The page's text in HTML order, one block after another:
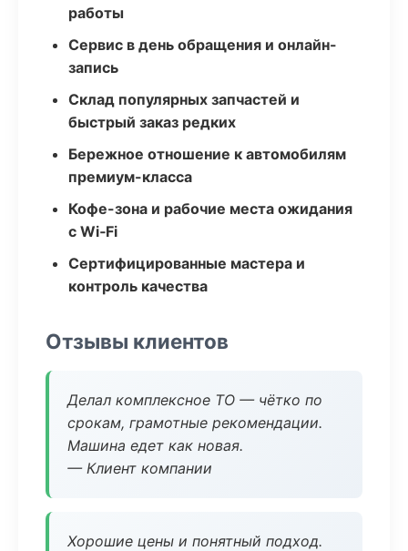
работы
Сервис в день обращения и онлайн-
запись
Склад популярных запчастей и
быстрый заказ редких
Бережное отношение к автомобилям
премиум-класса
Кофе-зона и рабочие места ожидания
с Wi‑Fi
Сертифицированные мастера и
контроль качества
Отзывы клиентов
Делал комплексное ТО — чётко по
срокам, грамотные рекомендации.
Машина едет как новая.
— Клиент компании
Хорошие цены и понятный подход.